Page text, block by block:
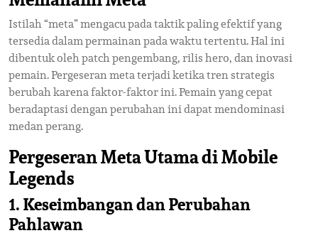
Istilah “meta” mengacu pada taktik paling efektif yang
tersedia dalam permainan pada waktu tertentu. Hal ini
dibentuk oleh patch pengembang, rilis hero, dan inovasi
pemain. Pergeseran meta terjadi ketika tren strategis
berubah karena faktor-faktor ini. Pemain yang cepat
beradaptasi dengan perubahan ini dapat mendominasi
medan perang.
Pergeseran Meta Utama di Mobile
Legends
1. Keseimbangan dan Perubahan
Pahlawan